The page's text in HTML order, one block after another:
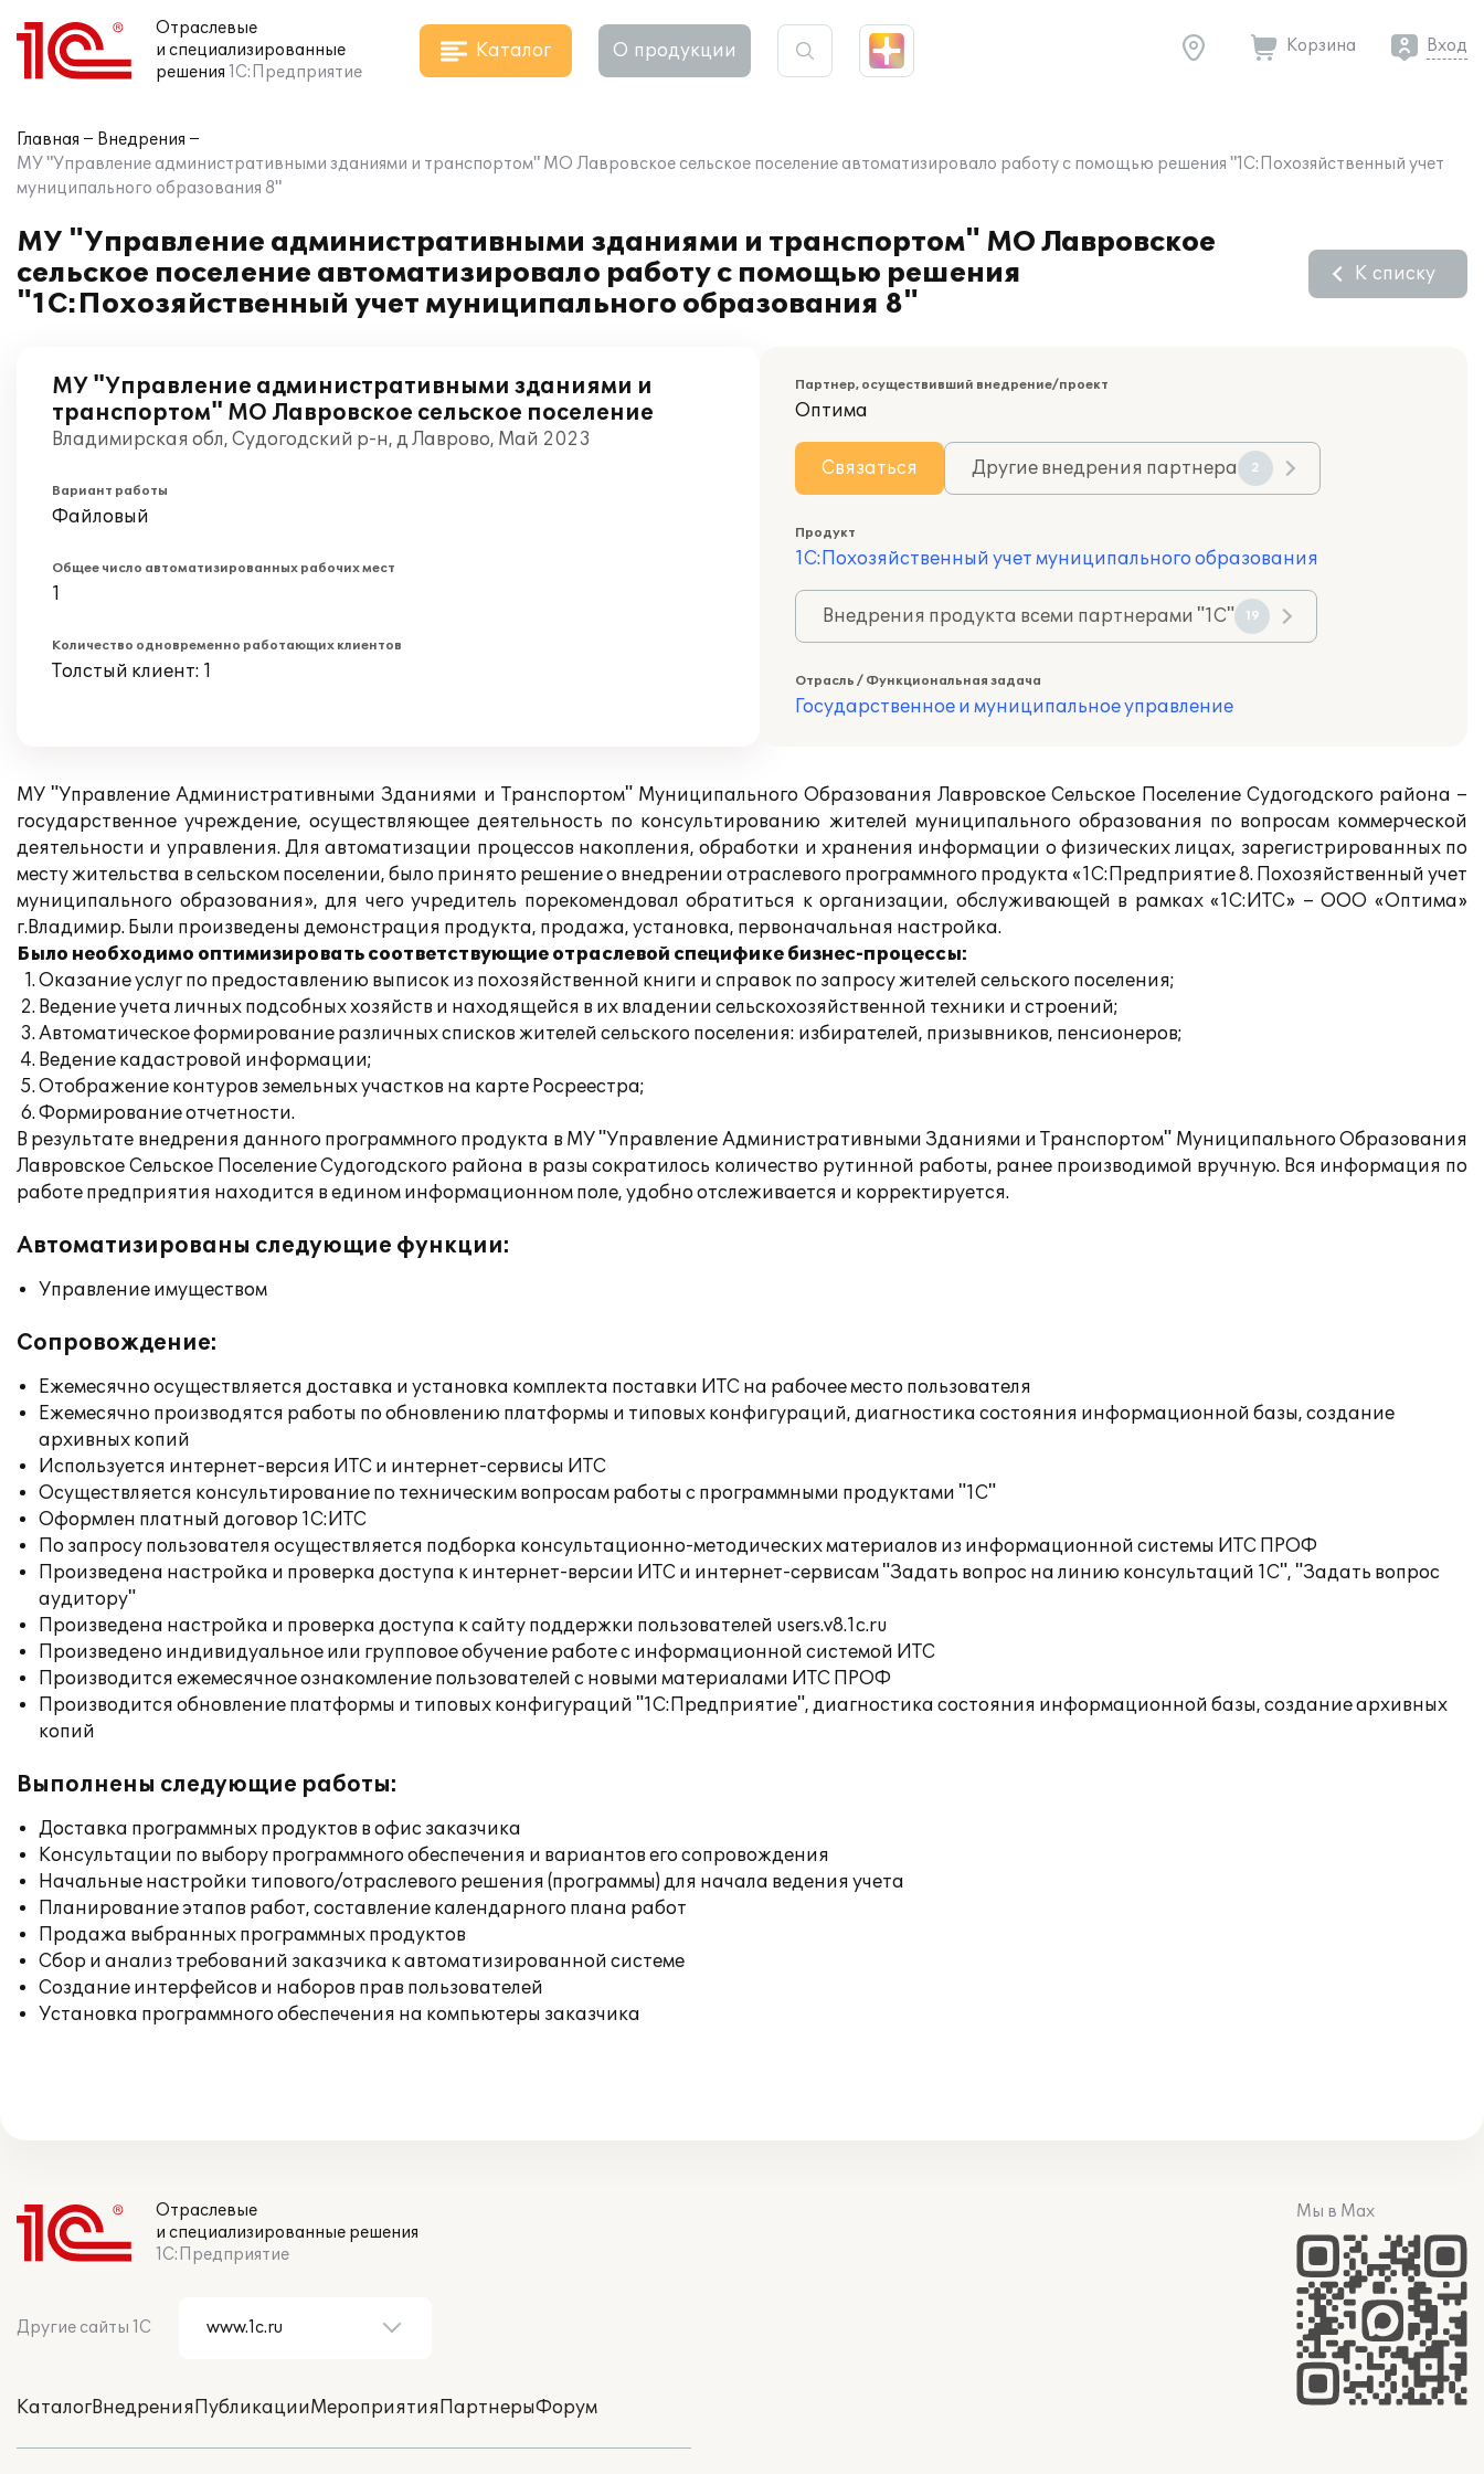
Отраслевые
и специализированные
решения 1С:Предприятие
Каталог О продукции Корзина Вход
Главная
Внедрения
МУ "Управление административными зданиями и транспортом" МО Лавровское сельское поселение автоматизировало работу с помощью решения "1С:Похозяйственный учет
муниципального образования 8"
МУ "Управление административными зданиями и транспортом" МО Лавровское
сельское поселение автоматизировало работу с помощью решения
"1С:Похозяйственный учет муниципального образования 8"
К списку
МУ "Управление административными зданиями и
транспортом" МО Лавровское сельское поселение
Владимирская обл, Судогодский р-н, д Лаврово, Май 2023
Вариант работы
Файловый
Общее число автоматизированных рабочих мест
1
Количество одновременно работающих клиентов
Толстый клиент: 1
Партнер, осуществивший внедрение/проект
Оптима
Связаться Другие внедрения партнера 2
Продукт
1С:Похозяйственный учет муниципального образования
Внедрения продукта всеми партнерами "1С" 19
Отрасль / Функциональная задача
Государственное и муниципальное управление
МУ "Управление Административными Зданиями и Транспортом" Муниципального Образования Лавровское Сельское Поселение Судогодского района –
государственное учреждение, осуществляющее деятельность по консультированию жителей муниципального образования по вопросам коммерческой
деятельности и управления. Для автоматизации процессов накопления, обработки и хранения информации о физических лицах, зарегистрированных по
месту жительства в сельском поселении, было принято решение о внедрении отраслевого программного продукта «1С:Предприятие 8. Похозяйственный учет
муниципального образования», для чего учредитель порекомендовал обратиться к организации, обслуживающей в рамках «1С:ИТС» – ООО «Оптима»
г.Владимир. Были произведены демонстрация продукта, продажа, установка, первоначальная настройка.
Было необходимо оптимизировать соответствующие отраслевой специфике бизнес-процессы:
Оказание услуг по предоставлению выписок из похозяйственной книги и справок по запросу жителей сельского поселения;
Ведение учета личных подсобных хозяйств и находящейся в их владении сельскохозяйственной техники и строений;
Автоматическое формирование различных списков жителей сельского поселения: избирателей, призывников, пенсионеров;
Ведение кадастровой информации;
Отображение контуров земельных участков на карте Росреестра;
Формирование отчетности.
В результате внедрения данного программного продукта в МУ "Управление Административными Зданиями и Транспортом" Муниципального Образования
Лавровское Сельское Поселение Судогодского района в разы сократилось количество рутинной работы, ранее производимой вручную. Вся информация по
работе предприятия находится в едином информационном поле, удобно отслеживается и корректируется.
Автоматизированы следующие функции:
Управление имуществом
Сопровождение:
Ежемесячно осуществляется доставка и установка комплекта поставки ИТС на рабочее место пользователя
Ежемесячно производятся работы по обновлению платформы и типовых конфигураций, диагностика состояния информационной базы, создание
архивных копий
Используется интернет-версия ИТС и интернет-сервисы ИТС
Осуществляется консультирование по техническим вопросам работы с программными продуктами "1С"
Оформлен платный договор 1С:ИТС
По запросу пользователя осуществляется подборка консультационно-методических материалов из информационной системы ИТС ПРОФ
Произведена настройка и проверка доступа к интернет-версии ИТС и интернет-сервисам "Задать вопрос на линию консультаций 1С", "Задать вопрос
аудитору"
Произведена настройка и проверка доступа к сайту поддержки пользователей users.v8.1c.ru
Произведено индивидуальное или групповое обучение работе с информационной системой ИТС
Производится ежемесячное ознакомление пользователей с новыми материалами ИТС ПРОФ
Производится обновление платформы и типовых конфигураций "1С:Предприятие", диагностика состояния информационной базы, создание архивных
копий
Выполнены следующие работы:
Доставка программных продуктов в офис заказчика
Консультации по выбору программного обеспечения и вариантов его сопровождения
Начальные настройки типового/отраслевого решения (программы) для начала ведения учета
Планирование этапов работ, составление календарного плана работ
Продажа выбранных программных продуктов
Сбор и анализ требований заказчика к автоматизированной системе
Создание интерфейсов и наборов прав пользователей
Установка программного обеспечения на компьютеры заказчика
Отраслевые
и специализированные решения
1С:Предприятие
Другие сайты 1С
КаталогВнедренияПубликацииМероприятияПартнерыФорум
Мы в Max